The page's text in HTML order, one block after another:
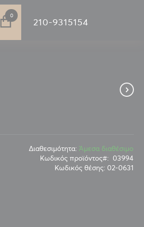
0στοιχεία
210-9315154
Διαθεσιμότητα: Άμεσα διαθέσιμο
Κωδικός προϊόντος
03994
Κωδικός θέσης: 02-0631